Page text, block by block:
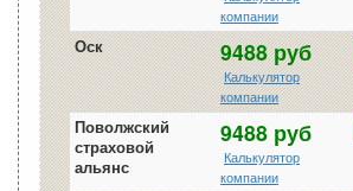
компании
Оск 9488 руб
Калькулятор
компании
Поволжский
страховой
альянс
9488 руб
Калькулятор
компании